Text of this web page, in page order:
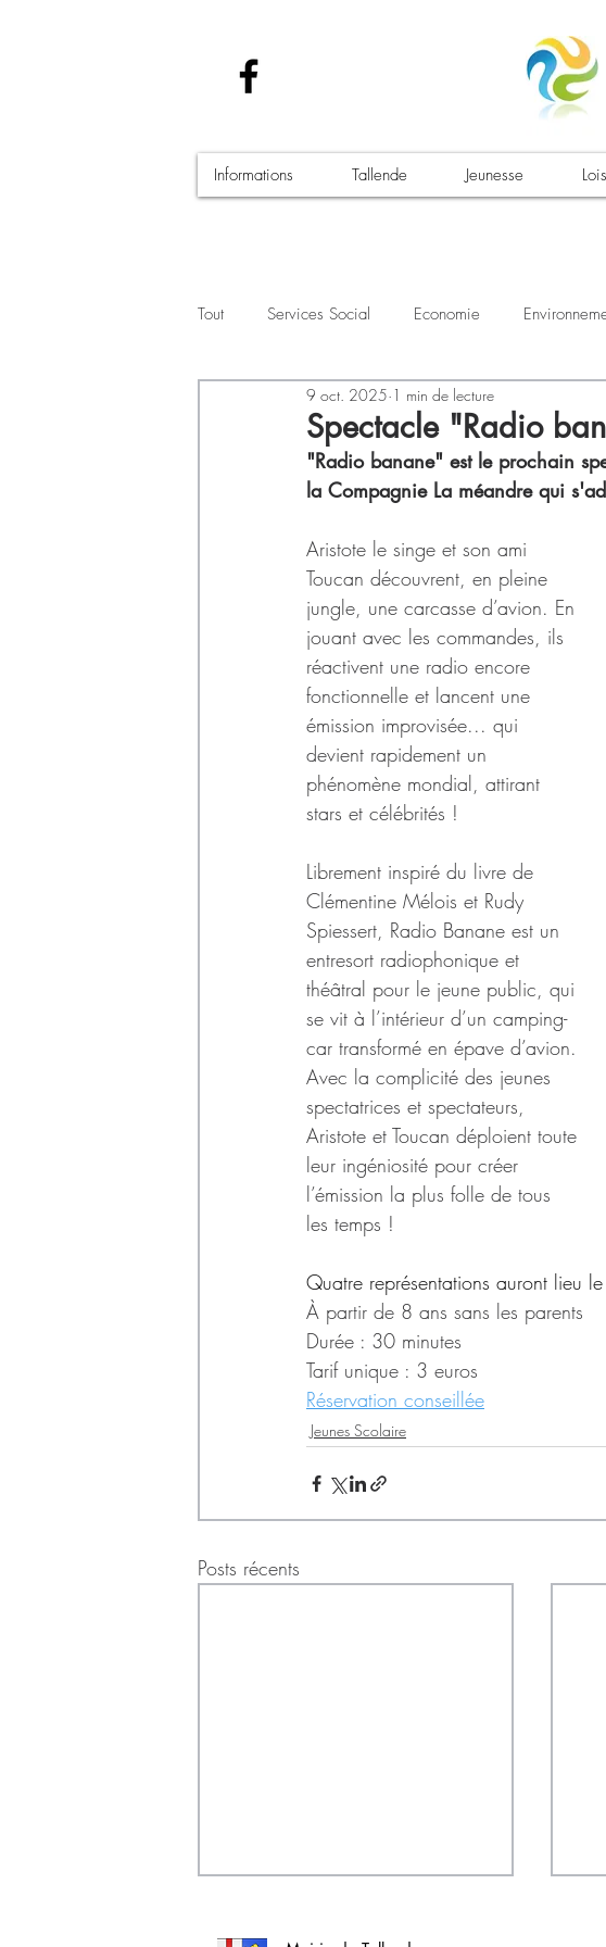
Informations Tallende Jeunesse
Tout Services Social Economie
Santé - Covid-19 Culture Manifestations
Spectacle "Radio
9 oct. 2025 1 min de lecture
"Radio banane" est le prochain
la Compagnie La méandre qui
Aristote le singe et son ami
Toucan découvrent, en pleine
jungle, une carcasse d’avion. En
jouant avec les commandes, ils
réactivent une radio encore
fonctionnelle et lancent une
émission improvisée... qui
devient rapidement un
phénomène mondial, attirant
stars et célébrités !
Librement inspiré du livre de
Clémentine Mélois et Rudy
Spiessert, Radio Banane est un
entresort radiophonique et
théâtral pour le jeune public, qui
se vit à l’intérieur d’un camping-
car transformé en épave d’avion.
Avec la complicité des jeunes
spectatrices et spectateurs,
Aristote et Toucan déploient toute
leur ingéniosité pour créer
l’émission la plus folle de tous
les temps !
Quatre représentations auront
À partir de 8 ans sans les parents
Durée : 30 minutes
Tarif unique : 3 euros
Réservation conseillée
Jeunes Scolaire
Posts récents